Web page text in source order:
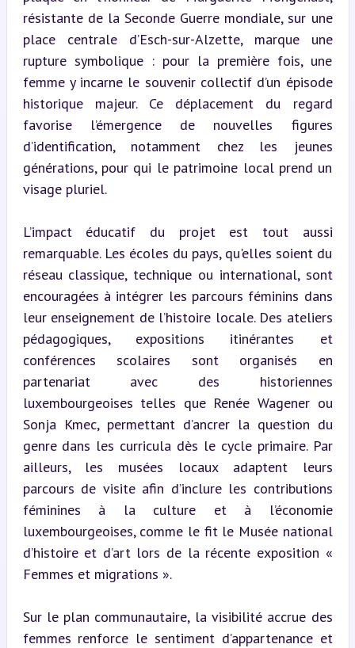
résistante de la Seconde Guerre mondiale, sur une
place centrale d’Esch-sur-Alzette, marque une
rupture symbolique : pour la première fois, une
femme y incarne le souvenir collectif d’un épisode
historique majeur. Ce déplacement du regard
favorise l’émergence de nouvelles figures
d’identification, notamment chez les jeunes
générations, pour qui le patrimoine local prend un
visage pluriel.
L’impact éducatif du projet est tout aussi
remarquable. Les écoles du pays, qu'elles soient du
réseau classique, technique ou international, sont
encouragées à intégrer les parcours féminins dans
leur enseignement de l’histoire locale. Des ateliers
pédagogiques, expositions itinérantes et
conférences scolaires sont organisés en
partenariat avec des historiennes
luxembourgeoises telles que Renée Wagener ou
Sonja Kmec, permettant d’ancrer la question du
genre dans les curricula dès le cycle primaire. Par
ailleurs, les musées locaux adaptent leurs
parcours de visite afin d’inclure les contributions
féminines à la culture et à l’économie
luxembourgeoises, comme le fit le Musée national
d’histoire et d’art lors de la récente exposition «
Femmes et migrations ».
Sur le plan communautaire, la visibilité accrue des
femmes renforce le sentiment d’appartenance et